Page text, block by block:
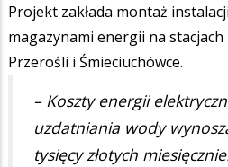
Projekt zakłada montaż
magazynami energii na
Przerośli i Śmieciuchówce.
– Koszty energii
uzdatniania wody
tysięcy złotych